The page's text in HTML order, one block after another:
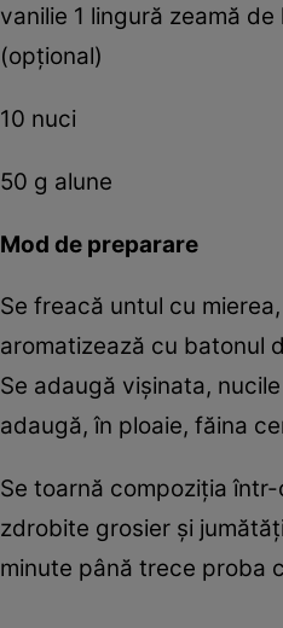
vanilie 1 lingură zeamă
(opţional)
10 nuci
50 g alune
Mod de preparare
Se freacă untul cu
aromatizează cu batonul
Se adaugă vişinata,
adaugă, în ploaie, făina
Se toarnă compoziţia
zdrobite grosier şi
minute până trece proba